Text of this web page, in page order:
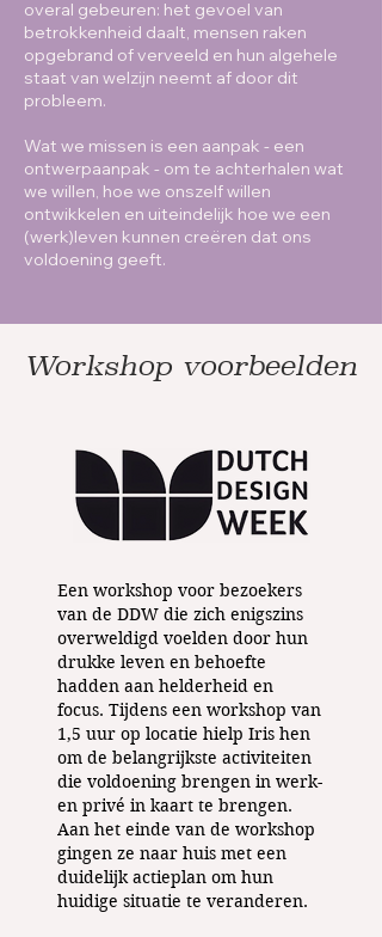
overal gebeuren: het gevoel van
betrokkenheid daalt, mensen raken
opgebrand of verveeld en hun algehele
staat van welzijn neemt af door dit
probleem.
Wat we missen is een aanpak - een
ontwerpaanpak - om te achterhalen wat
we willen, hoe we onszelf willen
ontwikkelen en uiteindelijk hoe we een
(werk)leven kunnen creëren dat ons
voldoening geeft.
Workshop voorbeelden
Een workshop voor bezoekers
van de DDW die zich enigszins
overweldigd voelden door hun
drukke leven en behoefte
hadden aan helderheid en
focus. Tijdens een workshop van
1,5 uur op locatie hielp Iris hen
om de belangrijkste activiteiten
die voldoening brengen in werk-
en privé in kaart te brengen.
Aan het einde van de workshop
gingen ze naar huis met een
duidelijk actieplan om hun
huidige situatie te veranderen.